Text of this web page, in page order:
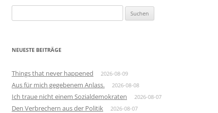
nach:
NEUESTE BEITRÄGE
Things that never happened 2026-08-09
Aus für mich gegebenem Anlass. 2026-08-08
Ich traue nicht einem Sozialdemokraten 2026-08-07
Den Verbrechern aus der Politik 2026-08-07